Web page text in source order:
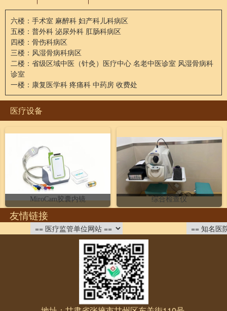
六楼：手术室 麻醉科 妇产科儿科病区
五楼：普外科 泌尿外科 肛肠科病区
四楼：骨伤科病区
三楼：风湿骨病科病区
二楼：省级区域中医（针灸）医疗中心 名老中医诊室 风湿骨病科
诊室
一楼：康复医学科 疼痛科 中药房 收费处
医疗设备
MiroCam胶囊内镜 综合检查仪
友情链接